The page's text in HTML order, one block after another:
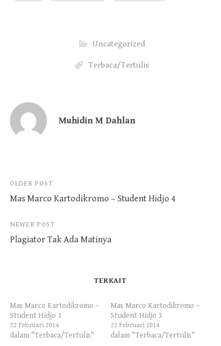
Uncategorized
Terbaca/Tertulis
Muhidin M Dahlan
Post
navigation
OLDER POST
Mas Marco Kartodikromo – Student Hidjo 4
NEWER POST
Plagiator Tak Ada Matinya
TERKAIT
Mas Marco Kartodikromo –
Student Hidjo 1
22 Februari 2014
dalam "Terbaca/Tertulis"
Mas Marco Kartodikromo –
Student Hidjo 3
22 Februari 2014
dalam "Terbaca/Tertulis"